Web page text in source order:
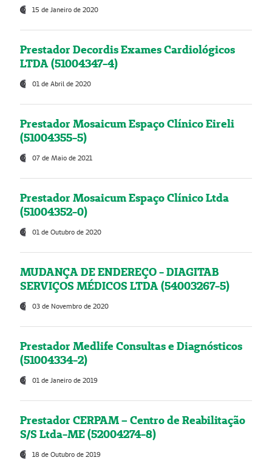
15 de Janeiro de 2020
Prestador Decordis Exames Cardiológicos
LTDA (51004347-4)
01 de Abril de 2020
Prestador Mosaicum Espaço Clínico Eireli
(51004355-5)
07 de Maio de 2021
Prestador Mosaicum Espaço Clínico Ltda
(51004352-0)
01 de Outubro de 2020
MUDANÇA DE ENDEREÇO - DIAGITAB
SERVIÇOS MÉDICOS LTDA (54003267-5)
03 de Novembro de 2020
Prestador Medlife Consultas e Diagnósticos
(51004334-2)
01 de Janeiro de 2019
Prestador CERPAM – Centro de Reabilitação
S/S Ltda-ME (52004274-8)
18 de Outubro de 2019